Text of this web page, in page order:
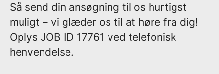
Så send din ansøgning til os hurtigst
muligt – vi glæder os til at høre fra dig!
Oplys JOB ID 17761 ved telefonisk
henvendelse.